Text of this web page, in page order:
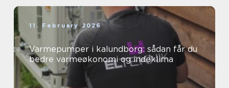
11. February 2026
Varmepumper i kalundborg: sådan får du
bedre varmeøkonomi og indeklima